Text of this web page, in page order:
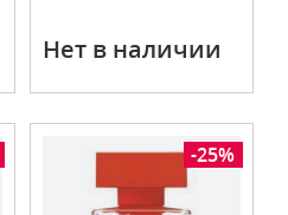
Нет в наличии
-25%